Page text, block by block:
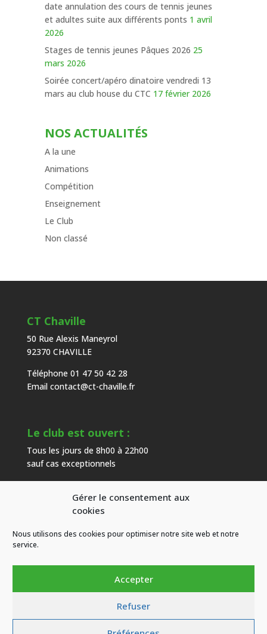
Gérer le consentement aux
cookies
Nous utilisons des cookies pour optimiser notre site web et notre
service.
Accepter
Refuser
date annulation des cours de tennis jeunes
et adultes suite aux différents ponts 1 avril
2026
Stages de tennis jeunes Pâques 2026 25
mars 2026
Soirée concert/apéro dinatoire vendredi 13
mars au club house du CTC 17 février 2026
NOS ACTUALITÉS
A la une
Animations
Compétition
Enseignement
Le Club
Non classé
CT Chaville
50 Rue Alexis Maneyrol
92370 CHAVILLE
Téléphone 01 47 50 42 28
Email contact@ct-chaville.fr
Le club est ouvert :
Tous les jours de 8h00 à 22h00
sauf cas exceptionnels
Heures d’ouverture de l’accueil :
hors congés